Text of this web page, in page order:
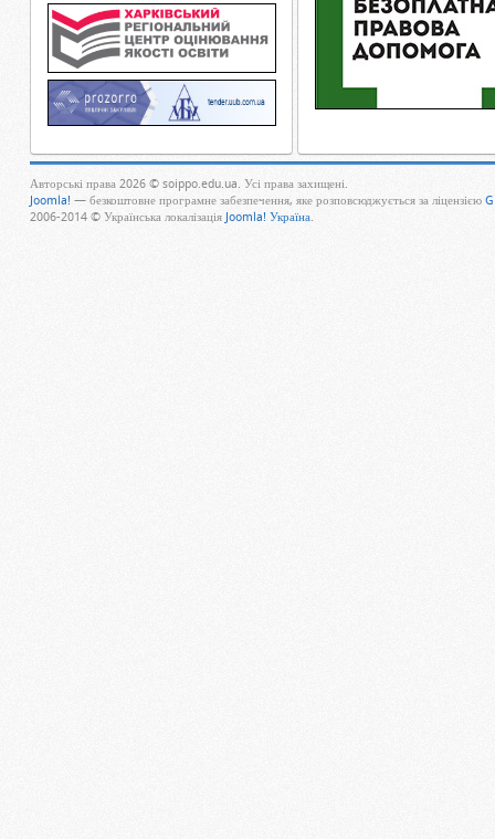
Авторські права 2026 © soippo.edu.ua. Усі права захищені.
Joomla! — безкоштовне програмне забезпечення, яке розповсюджується за ліцензією
2006-2014 © Українська локалізація Joomla! Україна.